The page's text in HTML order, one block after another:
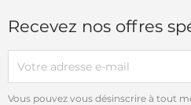
Recevez nos offres
Vous pouvez vous désinscrire à tout